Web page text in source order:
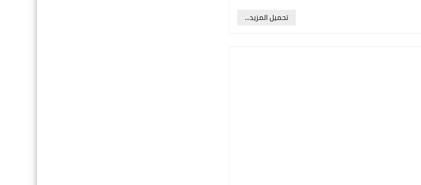
تحميل المزيد...